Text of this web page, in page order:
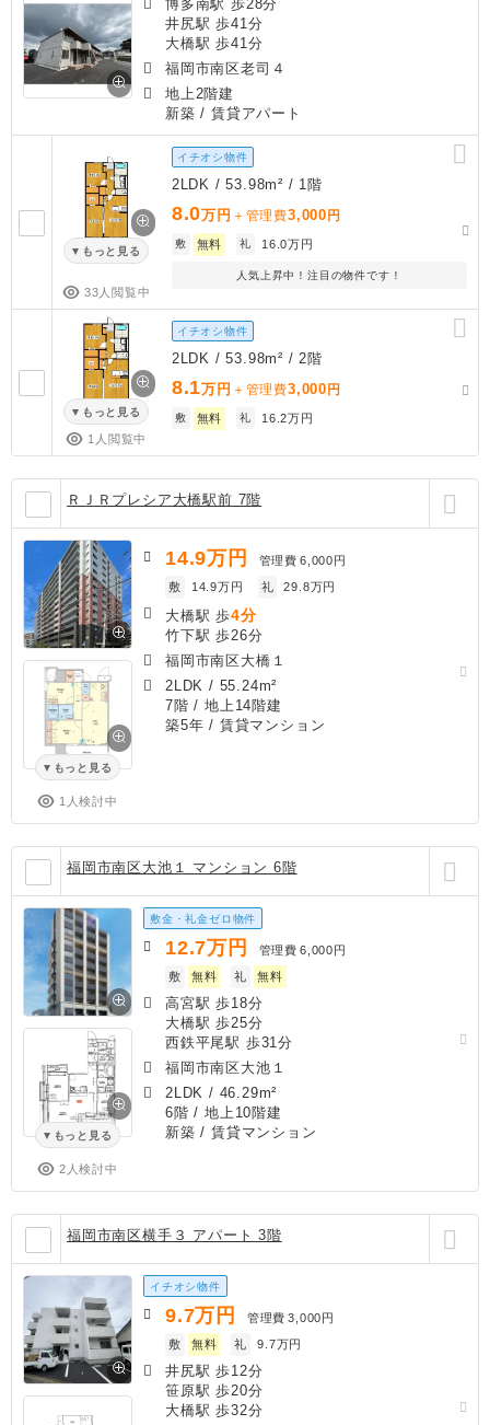
博多南駅 歩28分
井尻駅 歩41分
大橋駅 歩41分
福岡市南区老司４
地上2階建
新築 / 賃貸アパート
もっと見る
33人閲覧中
イチオシ物件
2LDK / 53.98m² / 1階
8.0万円 ＋管理費3,000 円
敷 無料 礼 16.0万円
人気上昇中！注目の物件です！
もっと見る
1人閲覧中
イチオシ物件
2LDK / 53.98m² / 2階
8.1万円 ＋管理費3,000 円
敷 無料 礼 16.2万円
ＲＪＲプレシア大橋駅前 7階
もっと見る
1人検討中
14.9万円 管理費 6,000円
敷
14.9万円 礼 29.8万円
大橋駅 歩4分
竹下駅 歩26分
福岡市南区大橋１
2LDK / 55.24m²
7階 / 地上14階建
築5年 / 賃貸マンション
福岡市南区大池１ マンション 6階
もっと見る
2人検討中
敷金・礼金ゼロ物件
12.7万円 管理費 6,000円
敷
無料 礼 無料
高宮駅 歩18分
大橋駅 歩25分
西鉄平尾駅 歩31分
福岡市南区大池１
2LDK / 46.29m²
6階 / 地上10階建
新築 / 賃貸マンション
福岡市南区横手３ アパート 3階
イチオシ物件
9.7万円 管理費 3,000円
敷
無料 礼 9.7万円
井尻駅 歩12分
笹原駅 歩20分
大橋駅 歩32分